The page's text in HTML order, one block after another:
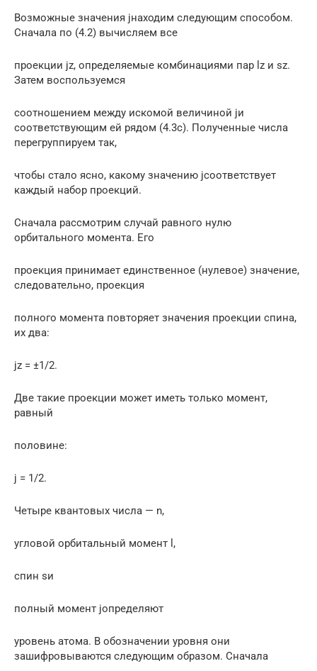
Возможные значения jнаходим следующим способом.
Сначала по (4.2) вычисляем все
проекции jz, определяемые комбинациями пар lz и sz.
Затем воспользуемся
соотношением между искомой величиной jи
соответствующим ей рядом (4.3c). Полученные числа
перегруппируем так,
чтобы стало ясно, какому значению jсоответствует
каждый набор проекций.
Сначала рассмотрим случай равного нулю
орбитального момента. Его
проекция принимает единственное (нулевое) значение,
следовательно, проекция
полного момента повторяет значения проекции спина,
их два:
jz = ±1/2.
Две такие проекции может иметь только момент,
равный
половине:
j = 1/2.
Четыре квантовых числа — n,
угловой орбитальный момент l,
спин sи
полный момент jопределяют
уровень атома. В обозначении уровня они
зашифровываются следующим образом. Сначала